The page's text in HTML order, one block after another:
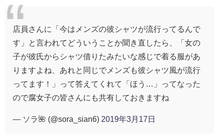
店員さんに「今はメンズの彼シャツが流行ってるんで
す」と言われてどういうことか聞き直したら、「女の
子が彼氏からシャツ借りたみたいな感じで着る服があ
りますよね、あれと同じでメンズも彼シャツ風が流行
ってます！」って答えてくれて「ほう…」ってなった
ので腐女子の皆さんにも共有しておきますね
— ソラ🌺 (@sora_sian6) 2019年3月17日